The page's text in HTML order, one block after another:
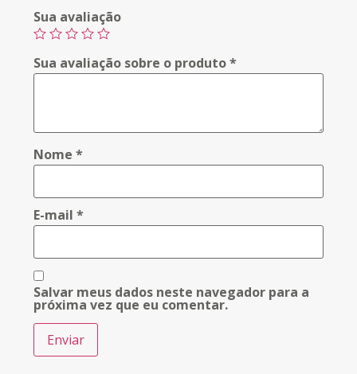
Sua avaliação
Sua avaliação sobre o produto*
Nome*
E-mail*
Salvar meus dados neste navegador para a
próxima vez que eu comentar.